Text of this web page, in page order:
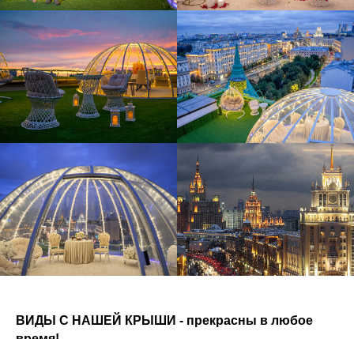
ВИДЫ С НАШЕЙ КРЫШИ - прекрасны в любое